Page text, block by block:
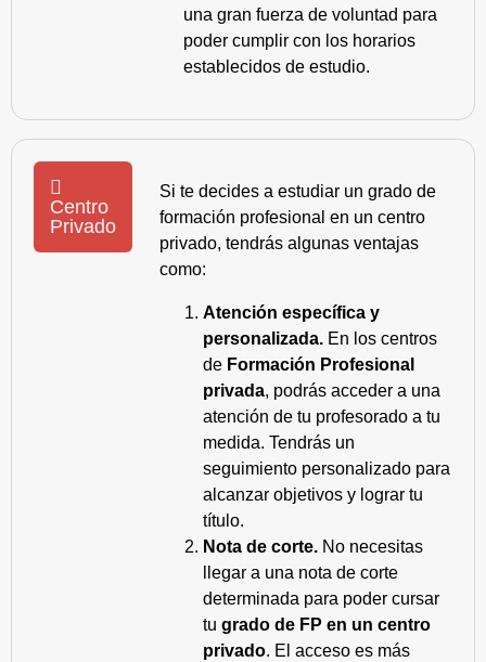
una gran fuerza de voluntad para
poder cumplir con los horarios
establecidos de estudio.
Centro
Privado
Si te decides a estudiar un grado de
formación profesional en un centro
privado, tendrás algunas ventajas
como:
Atención específica y
personalizada. En los centros
de Formación Profesional
privada, podrás acceder a una
atención de tu profesorado a tu
medida. Tendrás un
seguimiento personalizado para
alcanzar objetivos y lograr tu
título.
Nota de corte. No necesitas
llegar a una nota de corte
determinada para poder cursar
tu grado de FP en un centro
privado. El acceso es más